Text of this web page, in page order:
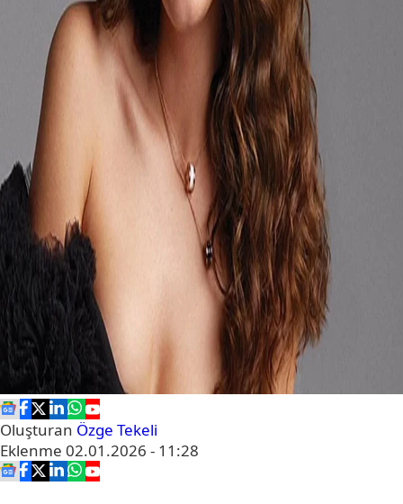
Oluşturan Özge Tekeli
Eklenme 02.01.2026 - 11:28